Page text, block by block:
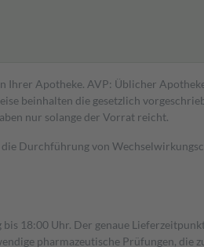
Ihrer Apotheke. AVP: Üblicher
beinhalten die gesetzlich
nur solange der Vorrat reicht.
Durchführung von
18:00 Uhr. Der genaue
pharmazeutische Prüfungen,